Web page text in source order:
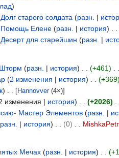
старого солдата разн.
Елене разн. история
для старейшин разн.
разн. история +461
2 изменения история +369
) [Hannovver(4×)]
изменения история +2026
Мастер Элементов разн.
разн. история 0
Мечах разн. история +1